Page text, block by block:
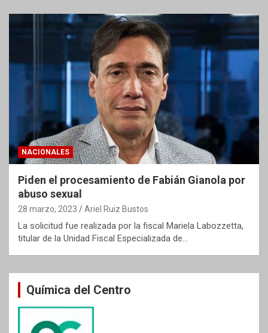
NACIONALES
Piden el procesamiento de Fabián Gianola por
abuso sexual
28 marzo, 2023 Ariel Ruiz Bustos
La solicitud fue realizada por la fiscal Mariela Labozzetta,
titular de la Unidad Fiscal Especializada de…
Química del Centro